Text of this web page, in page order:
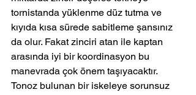
tornistanda yüklenme düz tutma ve
kıyıda kısa sürede sabitleme şansınız
da olur. Fakat zinciri atan ile kaptan
arasında iyi bir koordinasyon bu
manevrada çok önem taşıyacaktır.
Tonoz bulunan bir iskeleye sorunsuz